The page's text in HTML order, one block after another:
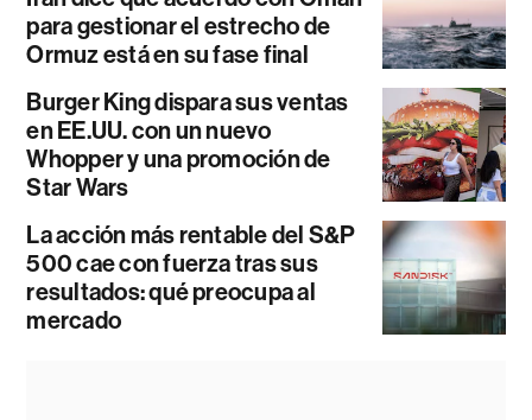
para gestionar el estrecho de
Ormuz está en su fase final
Burger King dispara sus ventas
en EE.UU. con un nuevo
Whopper y una promoción de
Star Wars
La acción más rentable del S&P
500 cae con fuerza tras sus
resultados: qué preocupa al
mercado